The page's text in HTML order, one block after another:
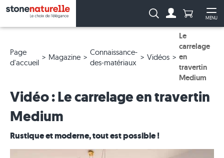
MENU
Recherche :Anzahl
Page
d'accueil
Magazine
Connaissance-
des-matériaux
Vidéos
Le
carrelage
en
travertin
Medium
Vidéo : Le carrelage en travertin
Medium
Rustique et moderne, tout est possible !